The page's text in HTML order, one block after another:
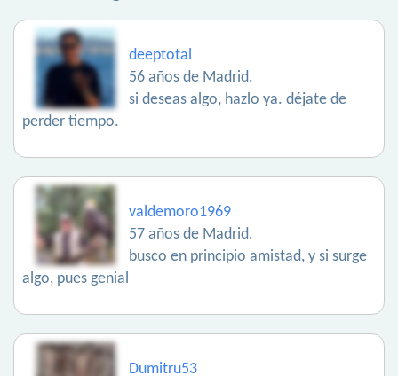
deeptotal
56 años de Madrid.
si deseas algo, hazlo ya. déjate de
perder tiempo.
valdemoro1969
57 años de Madrid.
busco en principio amistad, y si surge
algo, pues genial
Dumitru53